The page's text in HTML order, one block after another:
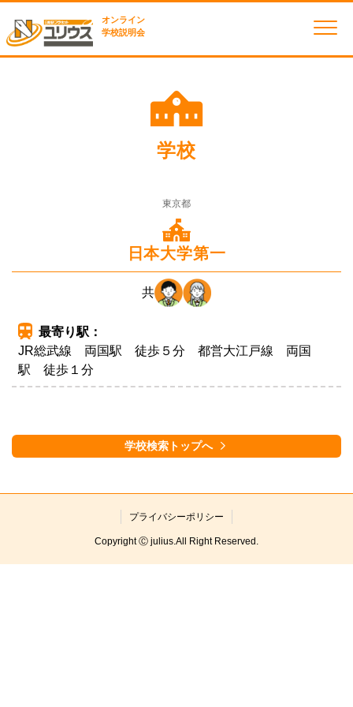
オンライン
学校説明会
学校
東京都
日本大学第一
共
最寄り駅：
JR総武線 両国駅 徒歩５分 都営大江戸線 両国
駅 徒歩１分
学校検索トップへ
プライバシーポリシー
Copyright Ⓒ julius.All Right Reserved.